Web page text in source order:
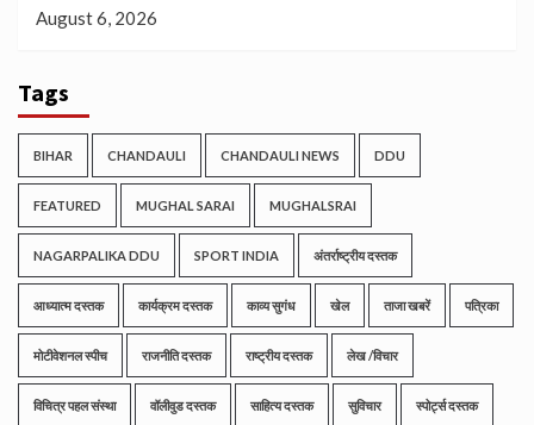
August 6, 2026
Tags
BIHAR CHANDAULI CHANDAULI NEWS DDU
FEATURED MUGHAL SARAI MUGHALSRAI
NAGARPALIKA DDU SPORT INDIA अंतर्राष्ट्रीय दस्तक
आध्यात्म दस्तक कार्यक्रम दस्तक काव्य सुगंध खेल ताजा खबरें पत्रिका
मोटीवेशनल स्पीच राजनीति दस्तक राष्ट्रीय दस्तक लेख /विचार
विचित्र पहल संस्था वॉलीवुड दस्तक साहित्य दस्तक सुविचार स्पोर्ट्स दस्तक